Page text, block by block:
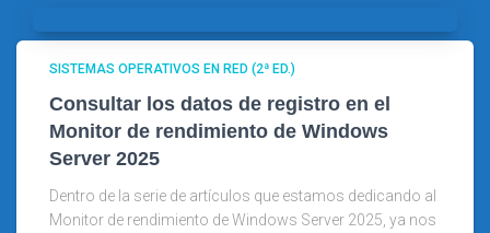
SISTEMAS OPERATIVOS EN RED (2ª ED.)
Consultar los datos de registro en el
Monitor de rendimiento de Windows
Server 2025
Dentro de la serie de artículos que estamos dedicando al
Monitor de rendimiento de Windows Server 2025, ya nos